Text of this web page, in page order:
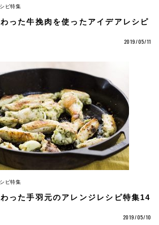
ピ特集
った牛挽肉を使ったアイデアレシピ
2019/05/11
ピ特集
った手羽元のアレンジレシピ特集14
2019/05/10